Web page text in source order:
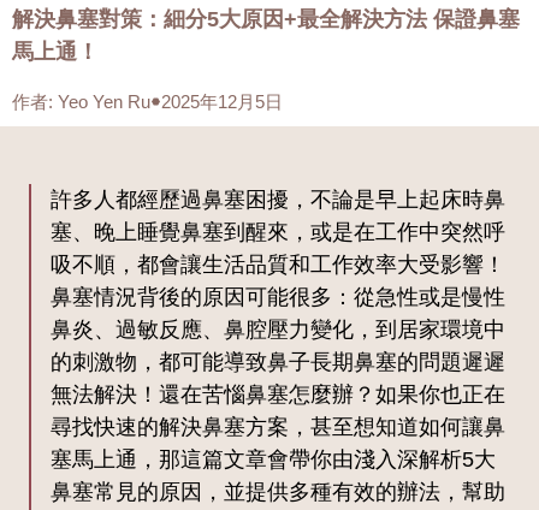
解決鼻塞對策：細分5大原因+最全解決方法 保證鼻塞
馬上通！
作者: Yeo Yen Ru 2025年12月5日
許多人都經歷過鼻塞困擾，不論是早上起床時鼻
塞、晚上睡覺鼻塞到醒來，或是在工作中突然呼
吸不順，都會讓生活品質和工作效率大受影響！
鼻塞情況背後的原因可能很多：從急性或是慢性
鼻炎、過敏反應、鼻腔壓力變化，到居家環境中
的刺激物，都可能導致鼻子長期鼻塞的問題遲遲
無法解決！還在苦惱鼻塞怎麼辦？如果你也正在
尋找快速的解決鼻塞方案，甚至想知道如何讓鼻
塞馬上通，那這篇文章會帶你由淺入深解析5大
鼻塞常見的原因，並提供多種有效的辦法，幫助